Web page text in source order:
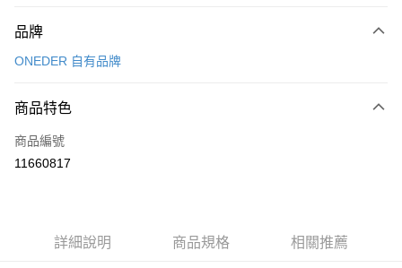
信用卡一次付款
LINE Pay
Apple Pay
ATM付款
品牌
ONEDER 自有品牌
商品特色
商品編號
11660817
詳細說明 商品規格 相關推薦